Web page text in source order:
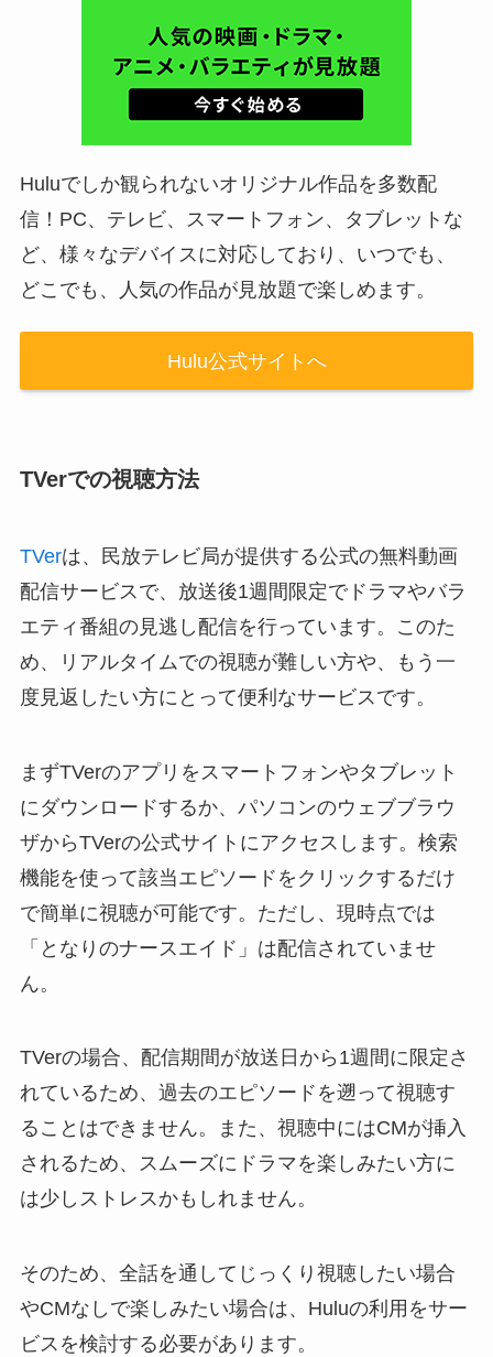
Huluでしか観られないオリジナル作品を多数配
信！PC、テレビ、スマートフォン、タブレットな
ど、様々なデバイスに対応しており、いつでも、
どこでも、人気の作品が見放題で楽しめます。
Hulu公式サイトへ
TVerでの視聴方法
TVerは、民放テレビ局が提供する公式の無料動画
配信サービスで、放送後1週間限定でドラマやバラ
エティ番組の見逃し配信を行っています。このた
め、リアルタイムでの視聴が難しい方や、もう一
度見返したい方にとって便利なサービスです。
まずTVerのアプリをスマートフォンやタブレット
にダウンロードするか、パソコンのウェブブラウ
ザからTVerの公式サイトにアクセスします。検索
機能を使って該当エピソードをクリックするだけ
で簡単に視聴が可能です。ただし、現時点では
「となりのナースエイド」は配信されていませ
ん。
TVerの場合、配信期間が放送日から1週間に限定さ
れているため、過去のエピソードを遡って視聴す
ることはできません。また、視聴中にはCMが挿入
されるため、スムーズにドラマを楽しみたい方に
は少しストレスかもしれません。
そのため、全話を通してじっくり視聴したい場合
やCMなしで楽しみたい場合は、Huluの利用をサー
ビスを検討する必要があります。